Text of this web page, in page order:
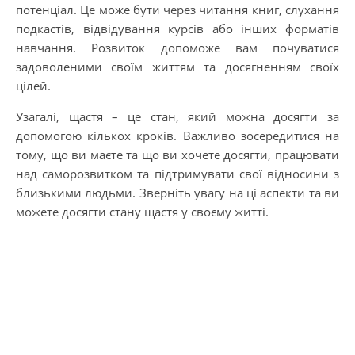
потенціал. Це може бути через читання книг, слухання
подкастів, відвідування курсів або інших форматів
навчання. Розвиток допоможе вам почуватися
задоволеними своїм життям та досягненням своїх
цілей.
Узагалі, щастя – це стан, який можна досягти за
допомогою кількох кроків. Важливо зосередитися на
тому, що ви маєте та що ви хочете досягти, працювати
над саморозвитком та підтримувати свої відносини з
близькими людьми. Зверніть увагу на ці аспекти та ви
можете досягти стану щастя у своєму житті.